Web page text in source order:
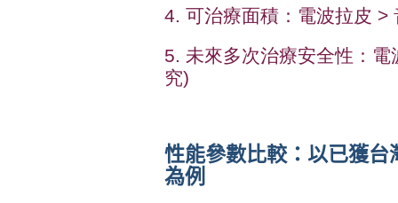
4. 可治療面積： 電波拉皮 >
5. 未來多次治療安全性：
究)
性能參數比較：以已獲
為例